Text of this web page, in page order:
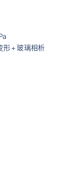
形 + 玻璃相析